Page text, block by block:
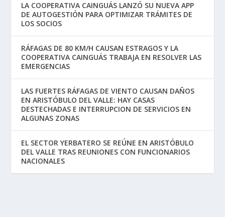
LA COOPERATIVA CAINGUÁS LANZÓ SU NUEVA APP
DE AUTOGESTIÓN PARA OPTIMIZAR TRÁMITES DE
LOS SOCIOS
RÁFAGAS DE 80 KM/H CAUSAN ESTRAGOS Y LA
COOPERATIVA CAINGUÁS TRABAJA EN RESOLVER LAS
EMERGENCIAS
LAS FUERTES RÁFAGAS DE VIENTO CAUSAN DAÑOS
EN ARISTÓBULO DEL VALLE: HAY CASAS
DESTECHADAS E INTERRUPCION DE SERVICIOS EN
ALGUNAS ZONAS
EL SECTOR YERBATERO SE REÚNE EN ARISTÓBULO
DEL VALLE TRAS REUNIONES CON FUNCIONARIOS
NACIONALES